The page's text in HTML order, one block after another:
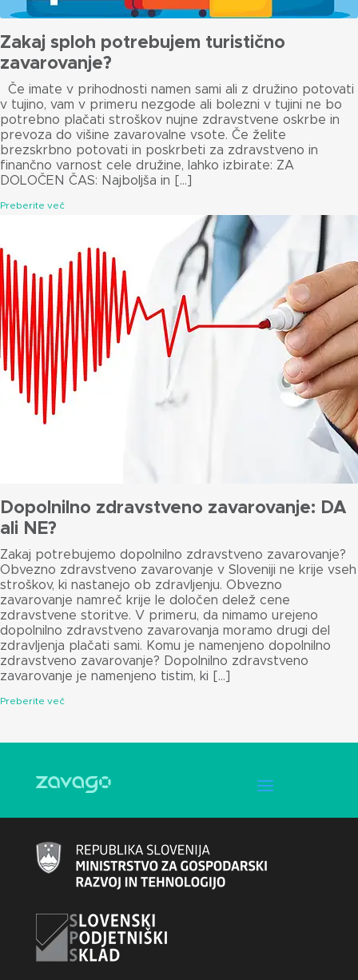
Zakaj sploh potrebujem turistično
zavarovanje?
Če imate v prihodnosti namen sami ali z družino potovati
v tujino, vam v primeru nezgode ali bolezni v tujini ne bo
potrebno plačati stroškov nujne zdravstvene oskrbe in
prevoza do višine zavarovalne vsote. Če želite
brezskrbno potovati in poskrbeti za zdravstveno in
finančno varnost cele družine, lahko izbirate: ZA
DOLOČEN ČAS: Najboljša in […]
Preberite več
Dopolnilno zdravstveno zavarovanje: DA
ali NE?
Zakaj potrebujemo dopolnilno zdravstveno zavarovanje?
Obvezno zdravstveno zavarovanje v Sloveniji ne krije vseh
stroškov, ki nastanejo ob zdravljenju. Obvezno
zavarovanje namreč krije le določen delež cene
zdravstvene storitve. V primeru, da nimamo urejeno
dopolnilno zdravstveno zavarovanja moramo drugi del
zdravljenja plačati sami. Komu je namenjeno dopolnilno
zdravstveno zavarovanje? Dopolnilno zdravstveno
zavarovanje je namenjeno tistim, ki […]
Preberite več